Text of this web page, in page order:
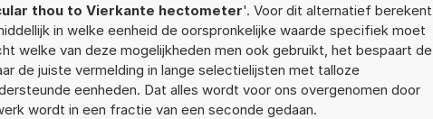
thou to Vierkante hectometer'. Voor dit alternatief berekent
in welke eenheid de oorspronkelijke waarde specifiek moet
welke van deze mogelijkheden men ook gebruikt, het bespaart de
de juiste vermelding in lange selectielijsten met talloze
eenheden. Dat alles wordt voor ons overgenomen door
wordt in een fractie van een seconde gedaan.